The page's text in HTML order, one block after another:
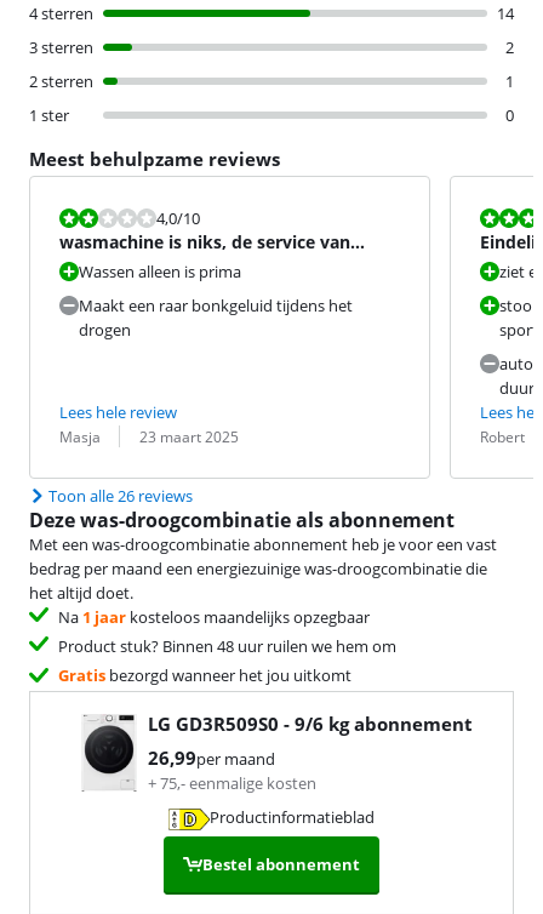
4 sterren
14
3 sterren
2
2 sterren
1
1 ster
0
Meest behulpzame reviews
Beoordeling is 4,0 van de 10.
4,0/10
wasmachine is niks, de service van
Coolblue is echt top!
Wassen alleen is prima
Maakt een raar bonkgeluid tijdens het
drogen
Lees hele review
Beoordeling door:
Masja
Datum: 23 maart 2025
meer
ziet
duurt
Lees
Robert
Datum:
Toon alle 26 reviews
Deze was-droogcombinatie als abonnement
Met een was-droogcombinatie abonnement heb je voor een vast
bedrag per maand een energiezuinige was-droogcombinatie die
het altijd doet.
Na 1 jaar kosteloos maandelijks opzegbaar
Product stuk? Binnen 48 uur ruilen we hem om
Gratis bezorgd wanneer het jou uitkomt
LG GD3R509S0 - 9/6 kg abonnement
26,99per maand
+75,-eenmalige kosten
Productinformatieblad
opent in nieuw tabblad
Bestel abonnement